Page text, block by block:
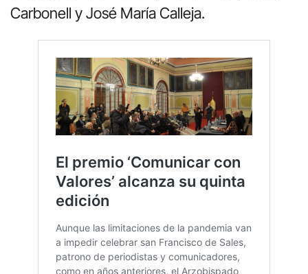
Carbonell y José María Calleja.